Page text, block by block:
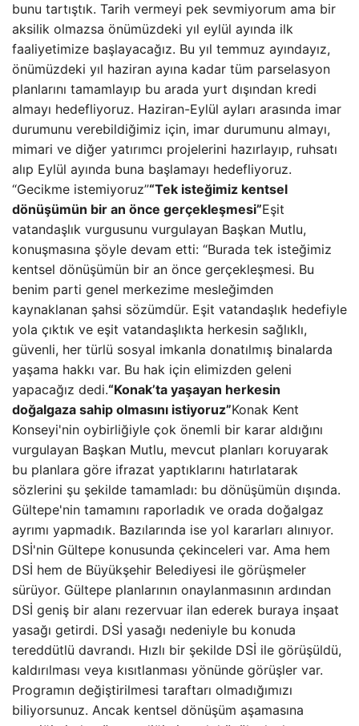
bunu tartıştık. Tarih vermeyi pek sevmiyorum ama bir
aksilik olmazsa önümüzdeki yıl eylül ayında ilk
faaliyetimize başlayacağız. Bu yıl temmuz ayındayız,
önümüzdeki yıl haziran ayına kadar tüm parselasyon
planlarını tamamlayıp bu arada yurt dışından kredi
almayı hedefliyoruz. Haziran-Eylül ayları arasında imar
durumunu verebildiğimiz için, imar durumunu almayı,
mimari ve diğer yatırımcı projelerini hazırlayıp, ruhsatı
alıp Eylül ayında buna başlamayı hedefliyoruz.
“Gecikme istemiyoruz”“Tek isteğimiz kentsel
dönüşümün bir an önce gerçekleşmesi”Eşit
vatandaşlık vurgusunu vurgulayan Başkan Mutlu,
konuşmasına şöyle devam etti: “Burada tek isteğimiz
kentsel dönüşümün bir an önce gerçekleşmesi. Bu
benim parti genel merkezime mesleğimden
kaynaklanan şahsi sözümdür. Eşit vatandaşlık hedefiyle
yola çıktık ve eşit vatandaşlıkta herkesin sağlıklı,
güvenli, her türlü sosyal imkanla donatılmış binalarda
yaşama hakkı var. Bu hak için elimizden geleni
yapacağız dedi.“Konak’ta yaşayan herkesin
doğalgaza sahip olmasını istiyoruz”Konak Kent
Konseyi'nin oybirliğiyle çok önemli bir karar aldığını
vurgulayan Başkan Mutlu, mevcut planları koruyarak
bu planlara göre ifrazat yaptıklarını hatırlatarak
sözlerini şu şekilde tamamladı: bu dönüşümün dışında.
Gültepe'nin tamamını raporladık ve orada doğalgaz
ayrımı yapmadık. Bazılarında ise yol kararları alınıyor.
DSİ'nin Gültepe konusunda çekinceleri var. Ama hem
DSİ hem de Büyükşehir Belediyesi ile görüşmeler
sürüyor. Gültepe planlarının onaylanmasının ardından
DSİ geniş bir alanı rezervuar ilan ederek buraya inşaat
yasağı getirdi. DSİ yasağı nedeniyle bu konuda
tereddütlü davrandı. Hızlı bir şekilde DSİ ile görüşüldü,
kaldırılması veya kısıtlanması yönünde görüşler var.
Programın değiştirilmesi taraftarı olmadığımızı
biliyorsunuz. Ancak kentsel dönüşüm aşamasına